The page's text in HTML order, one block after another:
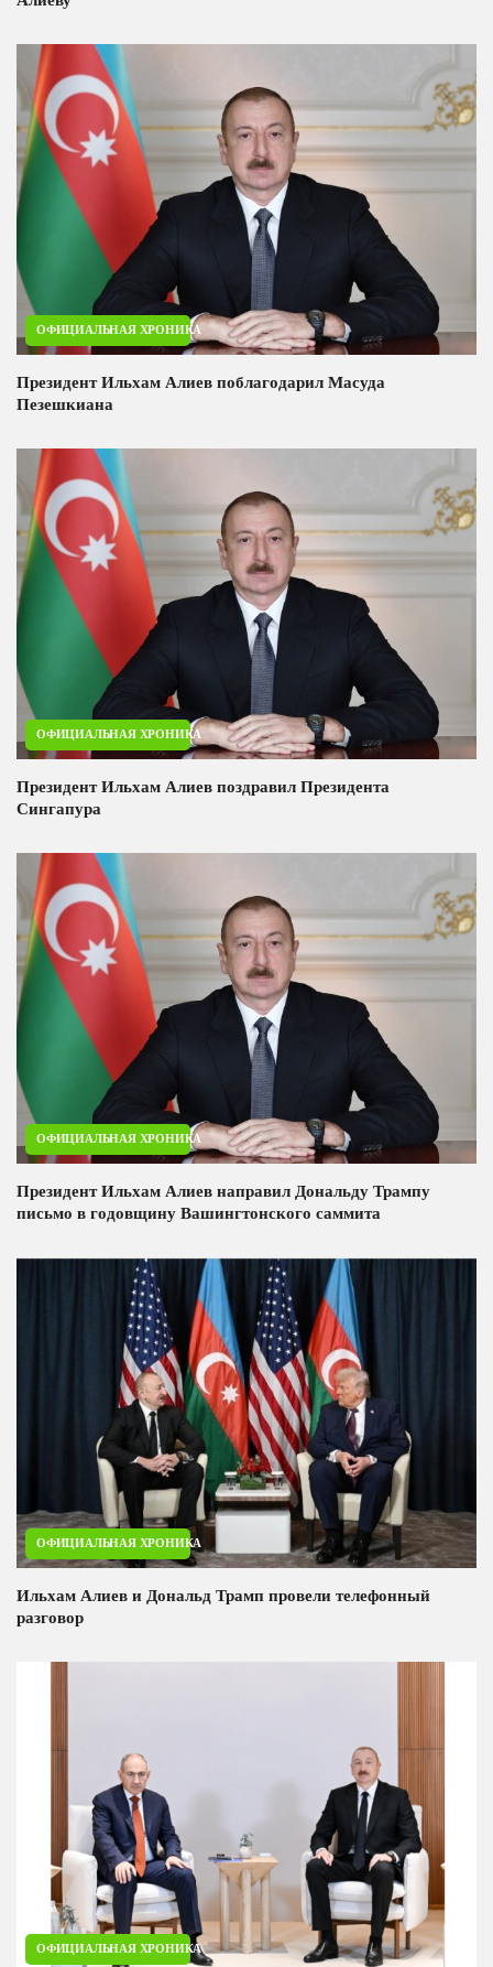
ОФИЦИАЛЬНАЯ ХРОНИКА
Президент Ильхам Алиев поблагодарил Масуда
Пезешкиана
ОФИЦИАЛЬНАЯ ХРОНИКА
Президент Ильхам Алиев поздравил Президента
Сингапура
ОФИЦИАЛЬНАЯ ХРОНИКА
Президент Ильхам Алиев направил Дональду Трампу
письмо в годовщину Вашингтонского саммита
ОФИЦИАЛЬНАЯ ХРОНИКА
Ильхам Алиев и Дональд Трамп провели телефонный
разговор
ОФИЦИАЛЬНАЯ ХРОНИКА